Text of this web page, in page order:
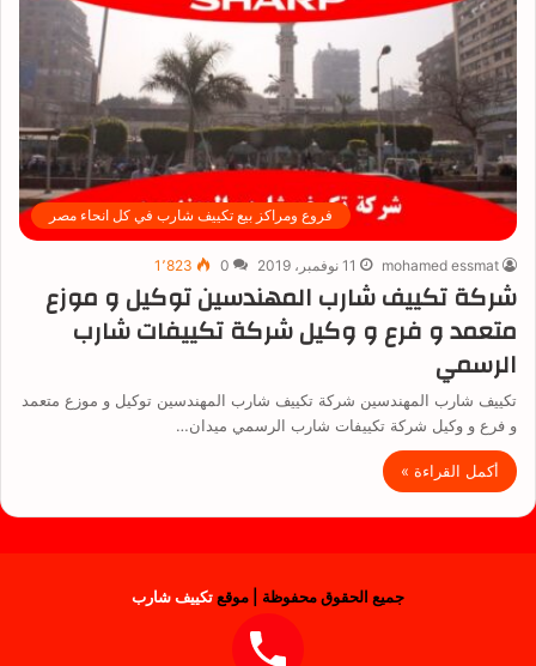
فروع ومراكز بيع تكييف شارب في كل انحاء مصر
mohamed essmat 11 نوفمبر، 2019 0 1٬823
شركة تكييف شارب المهندسين توكيل و موزع
متعمد و فرع و وكيل شركة تكييفات شارب
الرسمي
تكييف شارب المهندسين شركة تكييف شارب المهندسين توكيل و موزع متعمد
و فرع و وكيل شركة تكييفات شارب الرسمي ميدان…
أكمل القراءة »
جميع الحقوق محفوظة | موقعتكييف شارب
فيسبوك